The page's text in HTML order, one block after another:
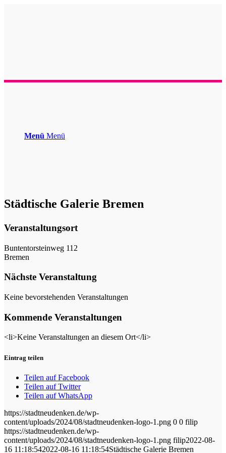
Menü Menü
Städtische Galerie Bremen
Veranstaltungsort
Buntentorsteinweg 112
Bremen
Nächste Veranstaltung
Keine bevorstehenden Veranstaltungen
Kommende Veranstaltungen
<li>Keine Veranstaltungen an diesem Ort</li>
Eintrag teilen
Teilen auf Facebook
Teilen auf Twitter
Teilen auf WhatsApp
https://stadtneudenken.de/wp-
content/uploads/2024/08/stadtneudenken-logo-1.png 0 0 filip
https://stadtneudenken.de/wp-
content/uploads/2024/08/stadtneudenken-logo-1.png filip2022-08-
16 11:18:542022-08-16 11:18:54Städtische Galerie Bremen